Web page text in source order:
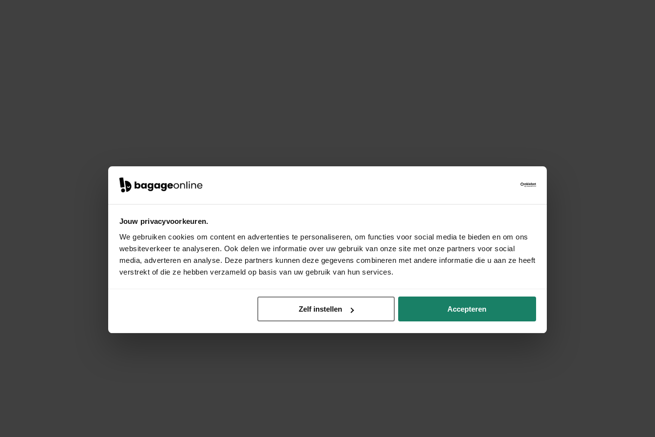
Jouw privacyvoorkeuren.
We gebruiken cookies om content en advertenties te personaliseren, om functies voor social media te bieden en om ons
websiteverkeer te analyseren. Ook delen we informatie over uw gebruik van onze site met onze partners voor social
media, adverteren en analyse. Deze partners kunnen deze gegevens combineren met andere informatie die u aan ze heeft
verstrekt of die ze hebben verzameld op basis van uw gebruik van hun services.
Zelf instellen Accepteren